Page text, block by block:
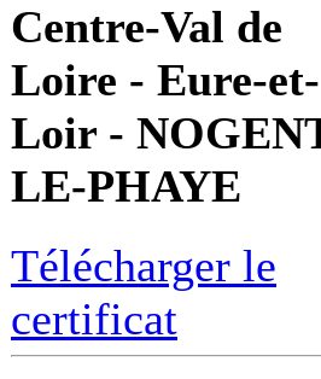
Centre-Val de
Loire - Eure-et-
Loir -
LE-PHAYE
Télécharger le
certificat